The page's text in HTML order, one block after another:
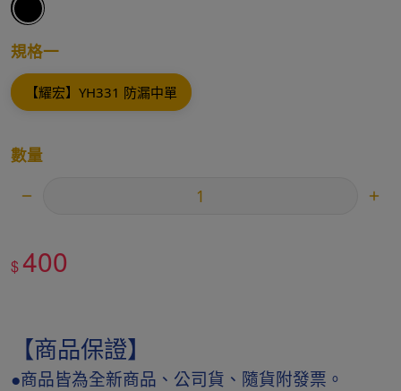
規格一
【耀宏】YH331 防漏中單
數量
$ 400
【商品保證】
●商品皆為全新商品、公司貨、隨貨附發票。